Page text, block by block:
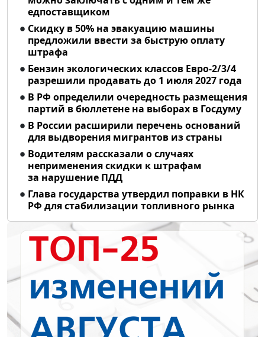
едпоставщиком
Скидку в 50% на эвакуацию машины
предложили ввести за быструю оплату
штрафа
Бензин экологических классов Евро-2/3/4
разрешили продавать до 1 июля 2027 года
В РФ определили очередность размещения
партий в бюллетене на выборах в Госдуму
В России расширили перечень оснований
для выдворения мигрантов из страны
Водителям рассказали о случаях
неприменения скидки к штрафам
за нарушение ПДД
Глава государства утвердил поправки в НК
РФ для стабилизации топливного рынка